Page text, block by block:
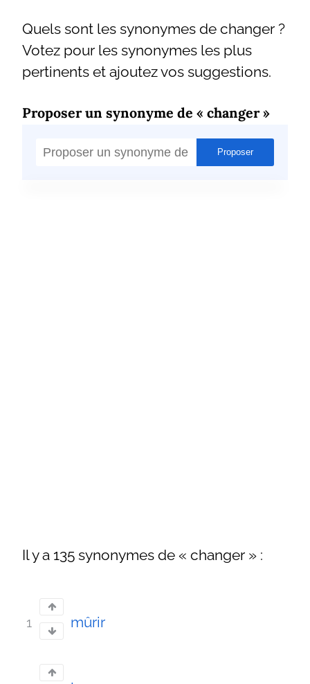
Quels sont les synonymes de changer ?
Votez pour les synonymes les plus
pertinents et ajoutez vos suggestions.
Proposer un synonyme de « changer »
Il y a 135 synonymes de « changer » :
1 mûrir